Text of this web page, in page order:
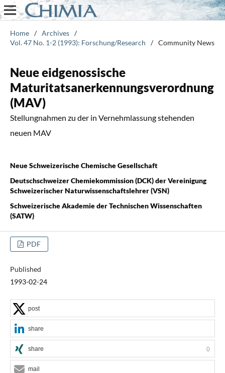
Home / Archives /
Vol. 47 No. 1-2 (1993): Forschung/Research
/ Community News
Neue eidgenossische
Maturitatsanerkennungsverordnung
(MAV)
Stellungnahmen zu der in Vernehmlassung stehenden
neuen MAV
Neue Schweizerische Chemische Gesellschaft
Deutschschweizer Chemiekommission (DCK) der Vereinigung
Schweizerischer Naturwissenschaftslehrer (VSN)
Schweizerische Akademie der Technischen Wissenschaften
(SATW)
PDF
Published
1993-02-24
post
share
share 0
mail